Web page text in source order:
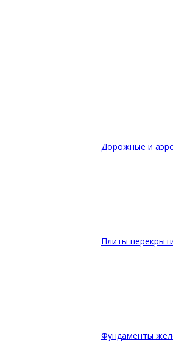
Дорожные и
Плиты
Фундаменты